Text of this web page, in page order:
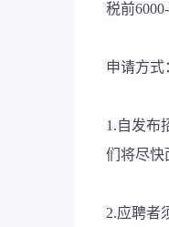
税前
申请方式
1.自发布
们将尽快
2.应聘者